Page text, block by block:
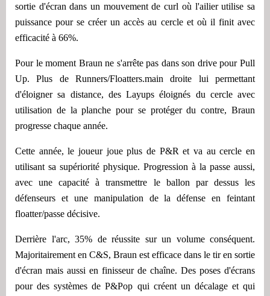
sortie d'écran dans un mouvement de curl où l'ailier utilise sa
puissance pour se créer un accès au cercle et où il finit avec
efficacité à 66%.
Pour le moment Braun ne s'arrête pas dans son drive pour Pull
Up. Plus de Runners/Floatters.main droite lui permettant
d'éloigner sa distance, des Layups éloignés du cercle avec
utilisation de la planche pour se protéger du contre, Braun
progresse chaque année.
Cette année, le joueur joue plus de P&R et va au cercle en
utilisant sa supériorité physique. Progression à la passe aussi,
avec une capacité à transmettre le ballon par dessus les
défenseurs et une manipulation de la défense en feintant
floatter/passe décisive.
Derrière l'arc, 35% de réussite sur un volume conséquent.
Majoritairement en C&S, Braun est efficace dans le tir en sortie
d'écran mais aussi en finisseur de chaîne. Des poses d'écrans
pour des systèmes de P&Pop qui créent un décalage et qui